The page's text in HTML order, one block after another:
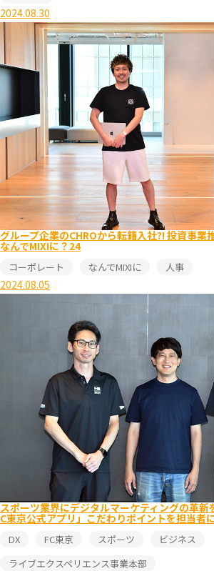
2024.08.30
グループ企業のCHROから転籍入社?! 投資事業
なんでMIXIに？24
コーポレート なんでMIXIに 人事
2024.08.05
スポーツ業界にデジタルマーケティングの革新
C東京公式アプリ」こだわりポイントを担当者
DX FC東京 スポーツ
ビジネス
ライブエクスペリエンス事業本部